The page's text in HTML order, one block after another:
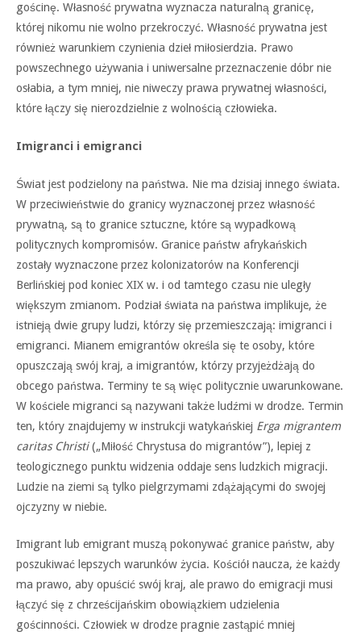
gościnę. Własność prywatna wyznacza naturalną granicę,
której nikomu nie wolno przekroczyć. Własność prywatna jest
również warunkiem czynienia dzieł miłosierdzia. Prawo
powszechnego używania i uniwersalne przeznaczenie dóbr nie
osłabia, a tym mniej, nie niweczy prawa prywatnej własności,
które łączy się nierozdzielnie z wolnością człowieka.
Imigranci i emigranci
Świat jest podzielony na państwa. Nie ma dzisiaj innego świata.
W przeciwieństwie do granicy wyznaczonej przez własność
prywatną, są to granice sztuczne, które są wypadkową
politycznych kompromisów. Granice państw afrykańskich
zostały wyznaczone przez kolonizatorów na Konferencji
Berlińskiej pod koniec XIX w. i od tamtego czasu nie uległy
większym zmianom. Podział świata na państwa implikuje, że
istnieją dwie grupy ludzi, którzy się przemieszczają: imigranci i
emigranci. Mianem emigrantów określa się te osoby, które
opuszczają swój kraj, a imigrantów, którzy przyjeżdżają do
obcego państwa. Terminy te są więc politycznie uwarunkowane.
W kościele migranci są nazywani także ludźmi w drodze. Termin
ten, który znajdujemy w instrukcji watykańskiej Erga migrantem
caritas Christi(„Miłość Chrystusa do migrantów”), lepiej z
teologicznego punktu widzenia oddaje sens ludzkich migracji.
Ludzie na ziemi są tylko pielgrzymami zdążającymi do swojej
ojczyzny w niebie.
Imigrant lub emigrant muszą pokonywać granice państw, aby
poszukiwać lepszych warunków życia. Kościół naucza, że każdy
ma prawo, aby opuścić swój kraj, ale prawo do emigracji musi
łączyć się z chrześcijańskim obowiązkiem udzielenia
gościnności. Człowiek w drodze pragnie zastąpić mniej